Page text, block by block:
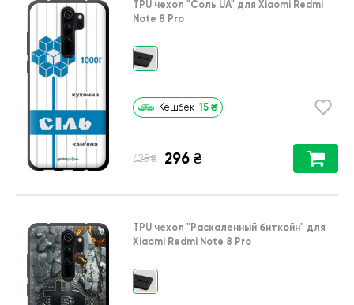
TPU чехол "Соль UA" для Xiaomi Redmi
Note 8 Pro
Кешбек 15 ₴
425 ₴ 296 ₴
TPU чехол "Раскаленный биткойн" для
Xiaomi Redmi Note 8 Pro